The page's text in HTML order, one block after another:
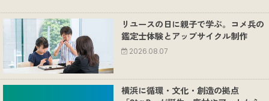
リユースの日に親子で学ぶ。コメ兵の
鑑定士体験とアップサイクル制作
2026.08.07
横浜に循環・文化・創造の拠点